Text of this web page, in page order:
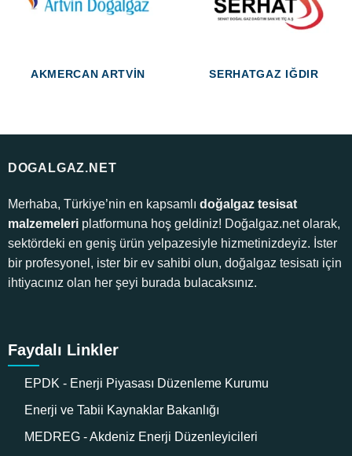
AKMERCAN ARTVIN SERHATGAZ IĞDIR
DOGALGAZ.NET
Merhaba, Türkiye’nin en kapsamlı doğalgaz tesisat
malzemeleriplatformuna hoş geldiniz! Doğalgaz.net olarak,
sektördeki en geniş ürün yelpazesiyle hizmetinizdeyiz. İster
bir profesyonel, ister bir ev sahibi olun, doğalgaz tesisatı için
ihtiyacınız olan her şeyi burada bulacaksınız.
Faydalı Linkler
EPDK - Enerji Piyasası Düzenleme Kurumu
Enerji ve Tabii Kaynaklar Bakanlığı
MEDREG - Akdeniz Enerji Düzenleyicileri